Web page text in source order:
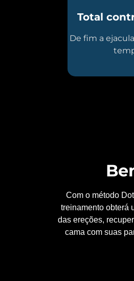
Total
De fim a
Com o método
treinamento obterá
das ereções,
cama com suas